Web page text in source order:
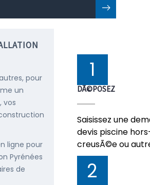
pour
un
vos
ligne pour
Pyrénées
de
1
DÃ©POSEZ
Saisissez une
devis piscine
creusÃ©e ou
2